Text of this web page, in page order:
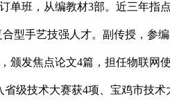
单班，从编教材3部。近三年指
型手艺技强人才。副传授，参
发焦点论文4篇，担任物联网
级技术大赛获4项、宝鸡市技